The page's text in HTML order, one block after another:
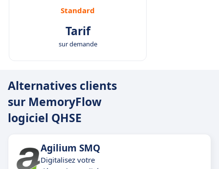
Standard
Tarif
sur demande
Alternatives clients
sur MemoryFlow
logiciel QHSE
Agilium SMQ
Digitalisez votre